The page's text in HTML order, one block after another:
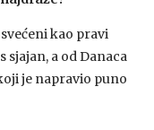
kao pravi
sjajan, a od Danaca
je napravio puno